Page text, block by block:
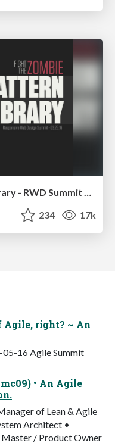
234 17k
Agile, right? ~ An
05-16 Agile Summit
• An Agile
of Lean & Agile
Architect •
Master / Product Owner